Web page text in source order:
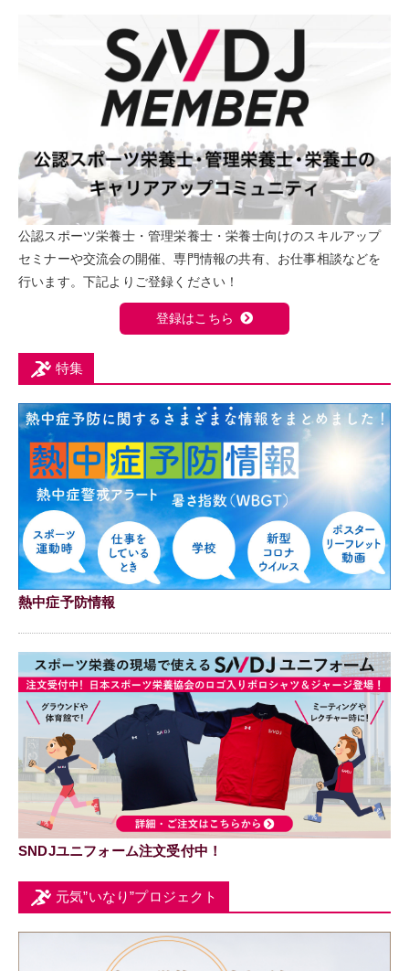
公認スポーツ栄養士・管理栄養士・栄養士向けのスキルアップ
セミナーや交流会の開催、専門情報の共有、お仕事相談などを
行います。下記よりご登録ください！
登録はこちら
特集
熱中症予防情報
SNDJユニフォーム注文受付中！
元気”いなり”プロジェクト